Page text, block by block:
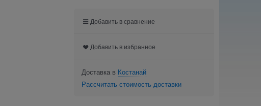
Добавить в сравнение
Добавить в избранное
Доставка в Костанай
Рассчитать стоимость доставки